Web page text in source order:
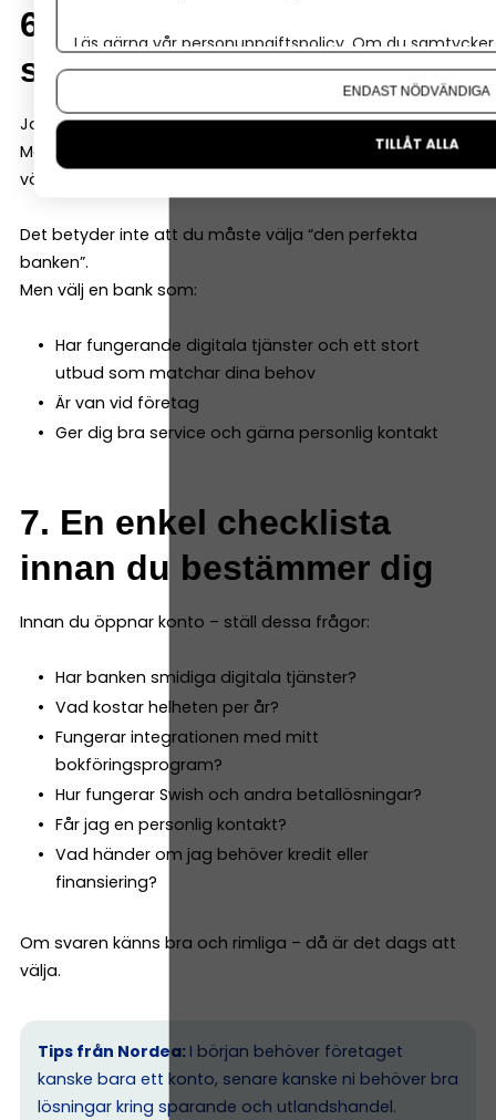
6. Kan man byta bank
senare?
Ja, det går.
Men det är administrativt jobbigt. Därför kan det vara
värt att tänka ett steg längre redan från början.
Det betyder inte att du måste välja “den perfekta
banken”.
Men välj en bank som:
Har fungerande digitala tjänster och ett stort
utbud som matchar dina behov
Är van vid företag
Ger dig bra service och gärna personlig kontakt
7. En enkel checklista
innan du bestämmer dig
Innan du öppnar konto – ställ dessa frågor:
Har banken smidiga digitala tjänster?
Vad kostar helheten per år?
Fungerar integrationen med mitt
bokföringsprogram?
Hur fungerar Swish och andra betallösningar?
Får jag en personlig kontakt?
Vad händer om jag behöver kredit eller
finansiering?
Om svaren känns bra och rimliga – då är det dags att
välja.
Tips från Nordea: I början behöver företaget
kanske bara ett konto, senare kanske ni behöver bra
lösningar kring sparande och utlandshandel.
Läs gärna vår personuppgiftspolicy. Om du
Om du vill ändra ditt val i efterhand hittar du den
ENDAST NÖDVÄNDIGA
TILLÅT ALLA